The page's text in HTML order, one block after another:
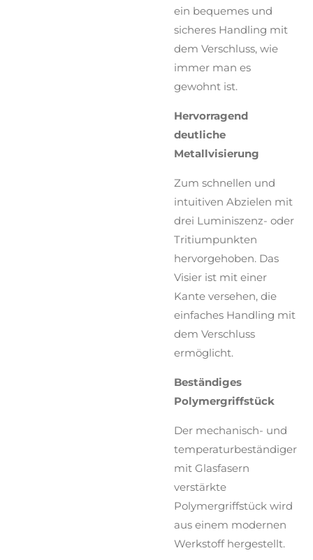
ein bequemes und
sicheres Handling mit
dem Verschluss, wie
immer man es
gewohnt ist.
Hervorragend
deutliche
Metallvisierung
Zum schnellen und
intuitiven Abzielen mit
drei Luminiszenz- oder
Tritiumpunkten
hervorgehoben. Das
Visier ist mit einer
Kante versehen, die
einfaches Handling mit
dem Verschluss
ermöglicht.
Beständiges
Polymergriffstück
Der mechanisch- und
temperaturbeständiger
mit Glasfasern
verstärkte
Polymergriffstück wird
aus einem modernen
Werkstoff hergestellt.